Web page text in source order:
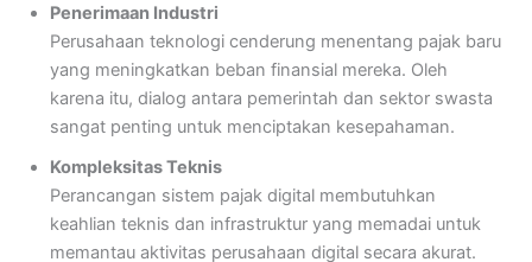
Penerimaan Industri
Perusahaan teknologi cenderung menentang pajak baru
yang meningkatkan beban finansial mereka. Oleh
karena itu, dialog antara pemerintah dan sektor swasta
sangat penting untuk menciptakan kesepahaman.
Kompleksitas Teknis
Perancangan sistem pajak digital membutuhkan
keahlian teknis dan infrastruktur yang memadai untuk
memantau aktivitas perusahaan digital secara akurat.